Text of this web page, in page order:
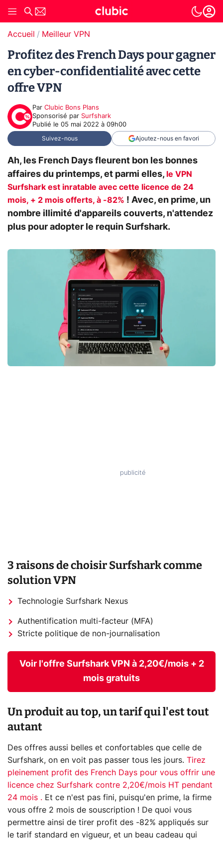
Accueil Meilleur VPN
Profitez des French Days pour gagner
en cyber-confidentialité avec cette
offre VPN
Par Clubic Bons Plans
sponsorisé par Surfshark
Publié le 05 mai 2022 à 09h00
Suivez-nous Ajoutez-nous en favori
Ah, les French Days fleurent bon les bonnes
affaires du printemps, et parmi elles, le VPN
Surfshark est inratable avec cette licence de 24
mois, + 2 mois offerts, à -82% ! Avec, en prime, un
nombre illimité d'appareils couverts, n'attendez
plus pour adopter le requin Surfshark.
3 raisons de choisir Surfshark comme
solution VPN
Technologie Surfshark Nexus
Authentification multi-facteur (MFA)
Stricte politique de non-journalisation
Voir l'offre Surfshark VPN à 2,20€/mois + 2
mois gratuits
Un produit au top, un tarif qui l'est tout
autant
Des offres aussi belles et confortables que celle de
Surfshark, on en voit pas passer tous les jours. Tirez
pleinement profit des French Days pour vous offrir une
licence chez Surfshark contre 2,20€/mois HT pendant
24 mois . Et ce n'est pas fini, puisqu'en prime, la firme
vous offre 2 mois de souscription ! De quoi vous
permettre ainsi de tirer profit des -82% appliqués sur
le tarif standard en vigueur, et un beau cadeau qui